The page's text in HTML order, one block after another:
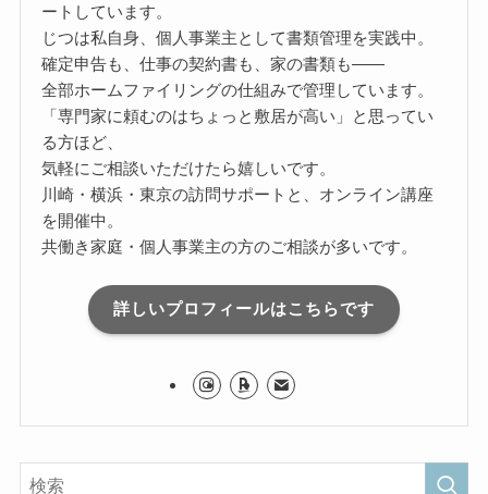
ートしています。
じつは私自身、個人事業主として書類管理を実践中。
確定申告も、仕事の契約書も、家の書類も——
全部ホームファイリングの仕組みで管理しています。
「専門家に頼むのはちょっと敷居が高い」と思ってい
る方ほど、
気軽にご相談いただけたら嬉しいです。
川崎・横浜・東京の訪問サポートと、オンライン講座
を開催中。
共働き家庭・個人事業主の方のご相談が多いです。
詳しいプロフィールはこちらです